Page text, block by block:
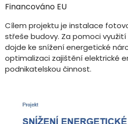
Financováno EU
Cílem projektu je instalace
střeše budovy. Za pomoci
dojde ke snížení energetické
optimalizaci zajištění elektrické
podnikatelskou činnost.